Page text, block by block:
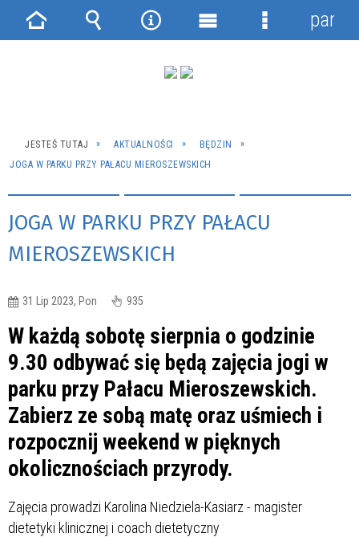
JESTEŚ TUTAJ AKTUALNOŚCI
BĘDZIN
JOGA W PARKU PRZY PAŁACU MIEROSZEWSKICH
JOGA W PARKU PRZY PAŁACU
MIEROSZEWSKICH
31 Lip 2023, Pon 935
W każdą sobotę sierpnia o godzinie
9.30 odbywać się będą zajęcia jogi w
parku przy Pałacu Mieroszewskich.
Zabierz ze sobą matę oraz uśmiech i
rozpocznij weekend w pięknych
okolicznościach przyrody.
Zajęcia prowadzi Karolina Niedziela-Kasiarz - magister
dietetyki klinicznej i coach dietetyczny
Strona Wyszukiwarka
NarzędziaMenu
Menu
panel